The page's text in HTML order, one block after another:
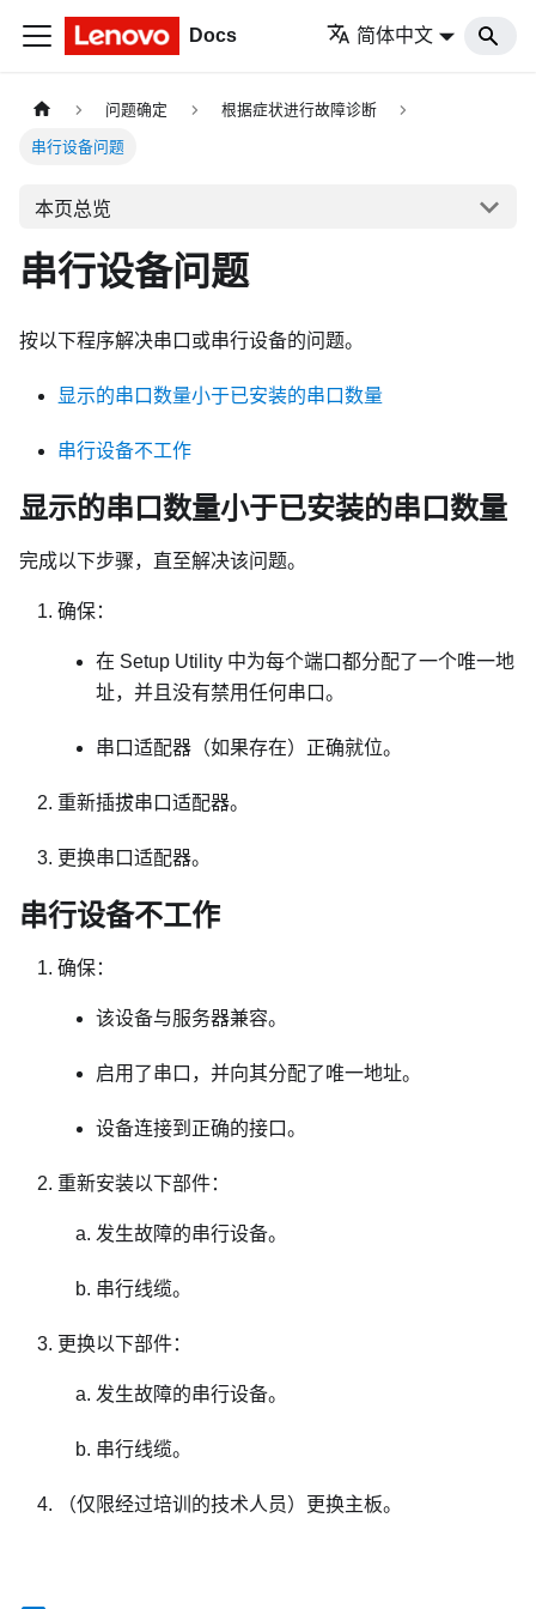
Docs 简体中文
问题确定 根据症状进行故障诊断
串行设备问题
本页总览
串行设备问题
按以下程序解决串口或串行设备的问题。
显示的串口数量小于已安装的串口数量
串行设备不工作
显示的串口数量小于已安装的串口数量
完成以下步骤，直至解决该问题。
确保：
在 Setup Utility 中为每个端口都分配了一个唯一地
址，并且没有禁用任何串口。
串口适配器（如果存在）正确就位。
重新插拔串口适配器。
更换串口适配器。
串行设备不工作
确保：
该设备与服务器兼容。
启用了串口，并向其分配了唯一地址。
设备连接到正确的接口。
重新安装以下部件：
发生故障的串行设备。
串行线缆。
更换以下部件：
发生故障的串行设备。
串行线缆。
（仅限经过培训的技术人员）更换主板。